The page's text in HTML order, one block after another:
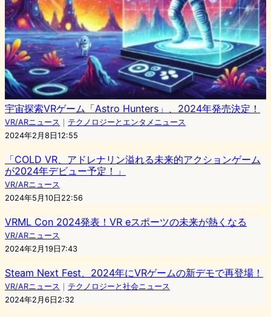
宇宙探索VRゲーム「Astro Hunters」、2024年発売決定！
VR/ARニュース ｜ テクノロジーとエンタメニュース
2024年2月8日12:55
「COLD VR、アドレナリン溢れる未来的アクションゲーム
が2024年デビュー予定！」
VR/ARニュース
2024年5月10日22:56
VRML Con 2024発表！VR eスポーツの未来が熱くなる
VR/ARニュース
2024年2月19日7:43
Steam Next Fest、2024年にVRゲームの新デモで再登場！
VR/ARニュース ｜ テクノロジーと社会ニュース
2024年2月6日2:32